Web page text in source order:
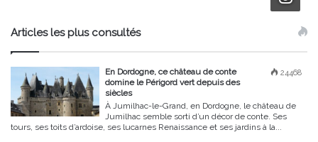
Articles les plus consultés
24468
En Dordogne, ce château de conte
domine le Périgord vert depuis des
siècles
À Jumilhac-le-Grand, en Dordogne, le château de
Jumilhac semble sorti d’un décor de conte. Ses
tours, ses toits d’ardoise, ses lucarnes Renaissance et ses jardins à la...